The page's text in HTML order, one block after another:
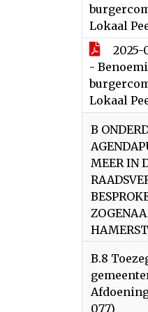
Lokaal
2025-
-
Lokaal
B
MEER IN
B.8
077)